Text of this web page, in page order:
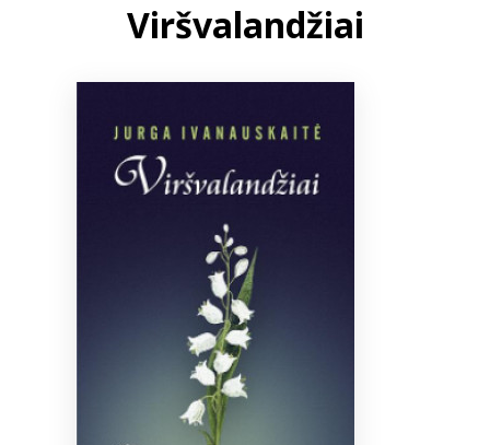
ELVIS atvyksta
Bibliotekoms
Viršvalandžiai